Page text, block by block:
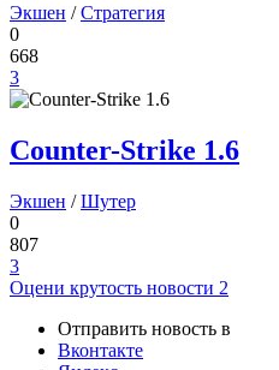
Экшен /Стратегия
0
668
3
Counter-Strike 1.6
Экшен /Шутер
0
807
3
Оцени крутость новости 2
Отправить новость в
Вконтакте